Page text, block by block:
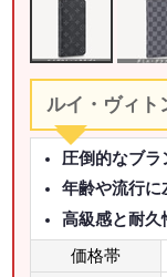
ルイ・ヴィト
圧倒的なブラ
年齢や流行に
高級感と耐久
価格帯